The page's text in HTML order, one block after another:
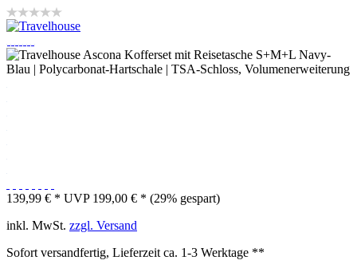
139,99 € * UVP 199,00 € * (29% gespart)
inkl. MwSt. zzgl. Versand
Sofort versandfertig, Lieferzeit ca. 1-3 Werktage **